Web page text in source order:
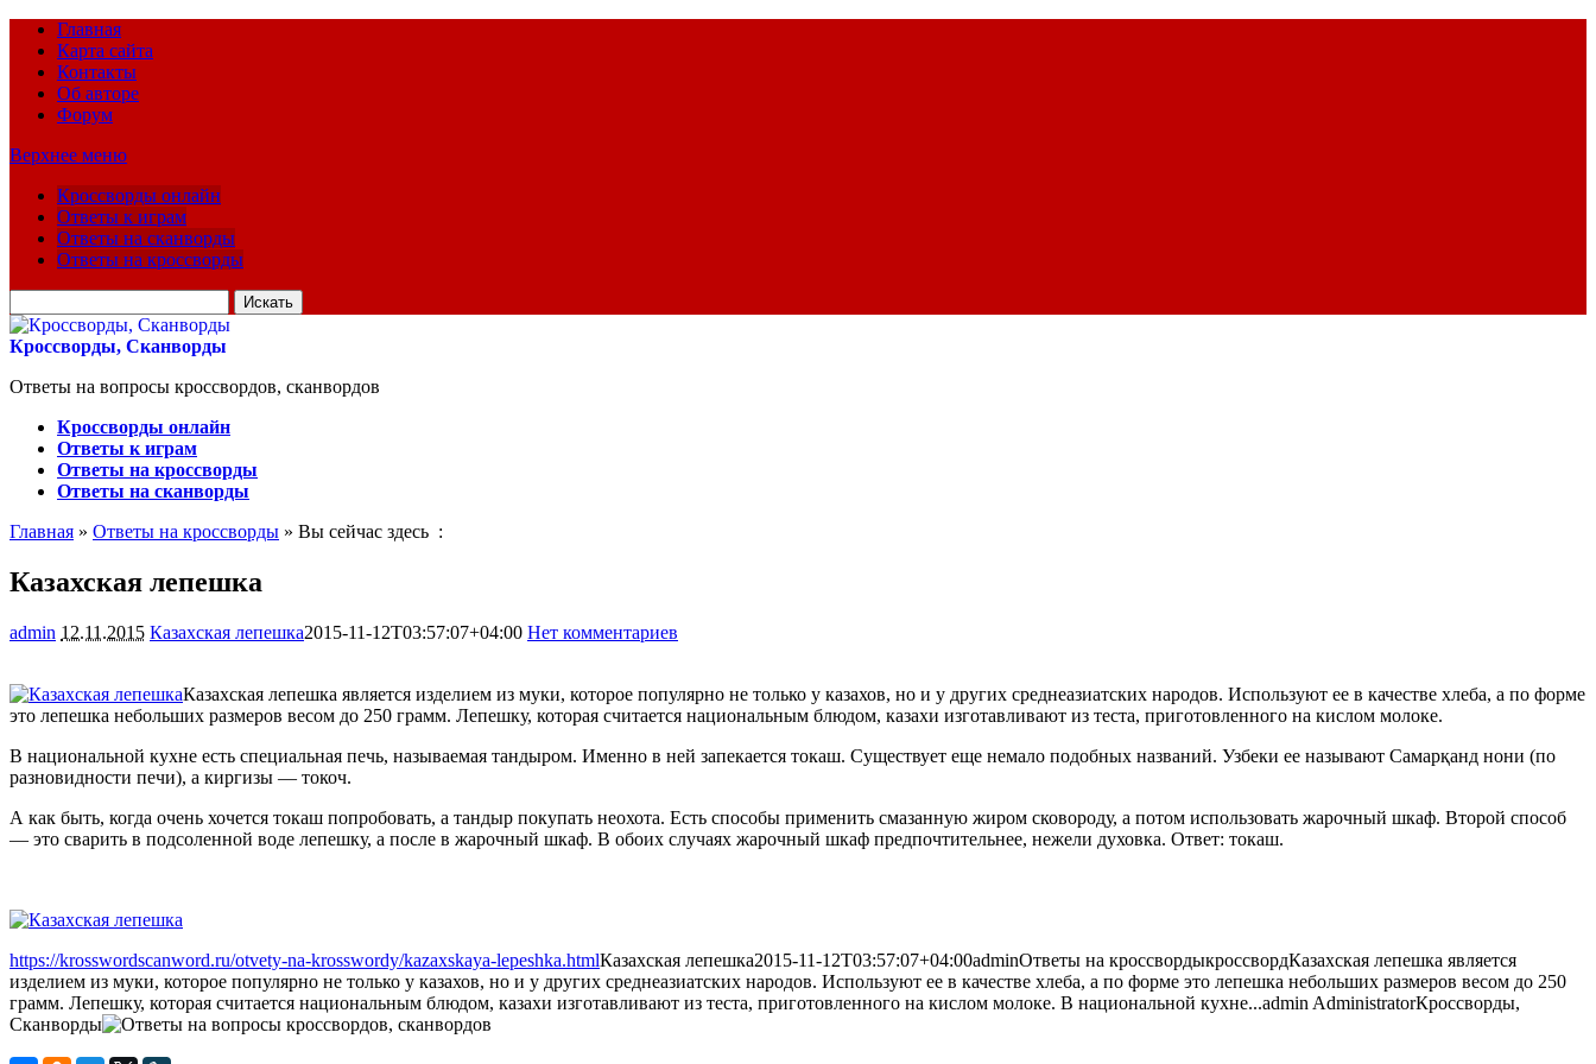
Главная
Карта сайта
Контакты
Об авторе
Форум
Верхнее меню
Кроссворды онлайн
Ответы к играм
Ответы на сканворды
Ответы на кроссворды
для:
Кроссворды, Сканворды
Ответы на вопросы кроссвордов, сканвордов
Кроссворды онлайн
Ответы к играм
Ответы на кроссворды
Ответы на сканворды
Главная » Ответы на кроссворды » Вы сейчас здесь :
Казахская лепешка
admin 12.11.2015 Казахская лепешка2015-11-12T03:57:07+04:00 Нет комментариев
Казахская лепешка является изделием из муки, которое популярно не только у казахов, но и у других среднеазиатских народов. Используют ее в качестве хлеба, а по форме
это лепешка небольших размеров весом до 250 грамм. Лепешку, которая считается национальным блюдом, казахи изготавливают из теста, приготовленного на кислом молоке.
В национальной кухне есть специальная печь, называемая тандыром. Именно в ней запекается токаш. Существует еще немало подобных названий. Узбеки ее называют Самарқанд нони (по
разновидности печи), а киргизы — токоч.
А как быть, когда очень хочется токаш попробовать, а тандыр покупать неохота. Есть способы применить смазанную жиром сковороду, а потом использовать жарочный шкаф. Второй способ
— это сварить в подсоленной воде лепешку, а после в жарочный шкаф. В обоих случаях жарочный шкаф предпочтительнее, нежели духовка. Ответ: токаш.
https://krosswordscanword.ru/otvety-na-krosswordy/kazaxskaya-lepeshka.htmlКазахская лепешка2015-11-12T03:57:07+04:00adminОтветы на кроссвордыкроссвордКазахская лепешка является
изделием из муки, которое популярно не только у казахов, но и у других среднеазиатских народов. Используют ее в качестве хлеба, а по форме это лепешка небольших размеров весом до 250
грамм. Лепешку, которая считается национальным блюдом, казахи изготавливают из теста, приготовленного на кислом молоке. В национальной кухне...admin AdministratorКроссворды,
Сканворды